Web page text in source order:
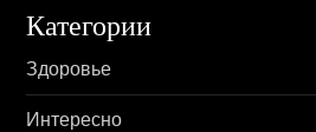
Категории
Здоровье
Интересно